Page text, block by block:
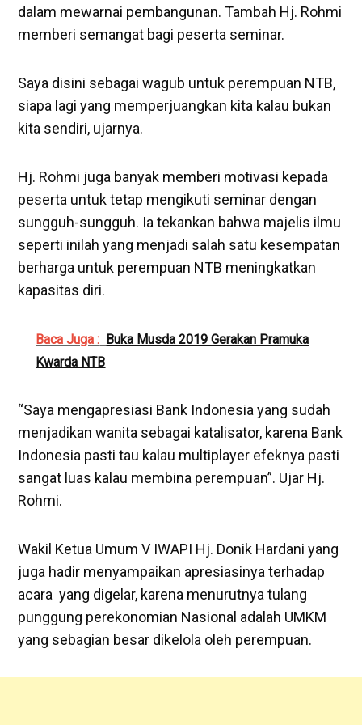
dalam mewarnai pembangunan. Tambah Hj. Rohmi
memberi semangat bagi peserta seminar.
Saya disini sebagai wagub untuk perempuan NTB,
siapa lagi yang memperjuangkan kita kalau bukan
kita sendiri, ujarnya.
Hj. Rohmi juga banyak memberi motivasi kepada
peserta untuk tetap mengikuti seminar dengan
sungguh-sungguh. Ia tekankan bahwa majelis ilmu
seperti inilah yang menjadi salah satu kesempatan
berharga untuk perempuan NTB meningkatkan
kapasitas diri.
Baca Juga : Buka Musda 2019 Gerakan Pramuka
Kwarda NTB
“Saya mengapresiasi Bank Indonesia yang sudah
menjadikan wanita sebagai katalisator, karena Bank
Indonesia pasti tau kalau multiplayer efeknya pasti
sangat luas kalau membina perempuan”. Ujar Hj.
Rohmi.
Wakil Ketua Umum V IWAPI Hj. Donik Hardani yang
juga hadir menyampaikan apresiasinya terhadap
acara yang digelar, karena menurutnya tulang
punggung perekonomian Nasional adalah UMKM
yang sebagian besar dikelola oleh perempuan.